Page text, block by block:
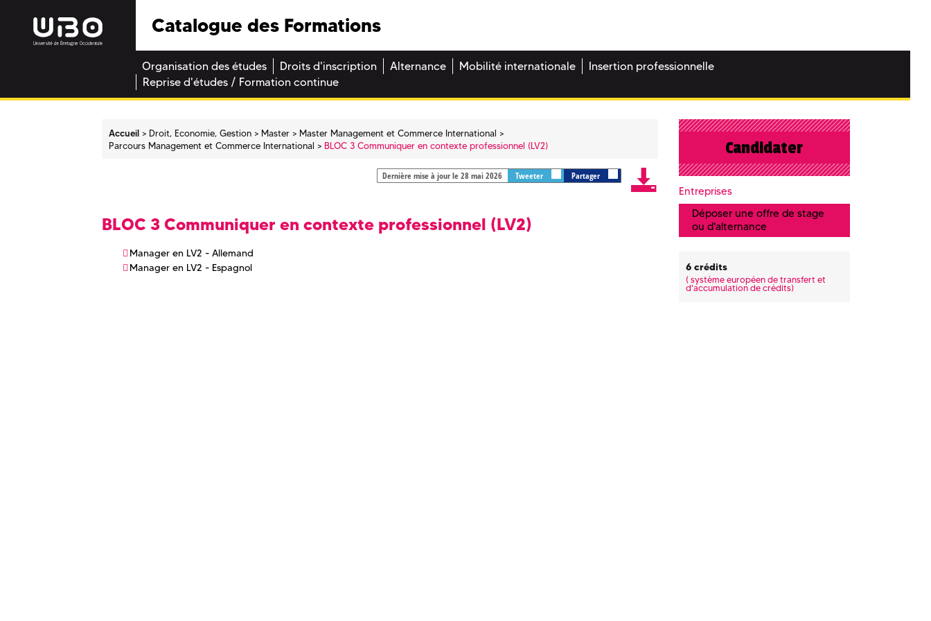
Catalogue des Formations
Organisation des études Droits d'inscription Alternance Mobilité internationale
Insertion professionnelle
Reprise d'études / Formation continue
Accueil Droit, Economie, Gestion Master
Master Management et Commerce International
Parcours Management et Commerce International
BLOC 3 Communiquer en contexte professionnel (LV2)
Dernière mise à jour le 28 mai 2026 Tweeter Partager
BLOC 3 Communiquer en contexte professionnel (LV2)
Manager en LV2 - Allemand
Manager en LV2 - Espagnol
Candidater
Entreprises
Déposer une offre de stage
ou d'alternance
6 crédits
(système européen de transfert et
d'accumulation de crédits)